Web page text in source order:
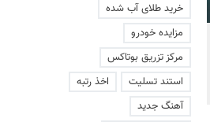
افشای اطلاعات برای ترور
بارون ترامپ | ماجرای قرار
عاشقانه با یک زن
خرید طلای آب شده
مزایده خودرو
مرکز تزریق بوتاکس
استند تسلیت
اخذ رتبه
آهنگ جدید